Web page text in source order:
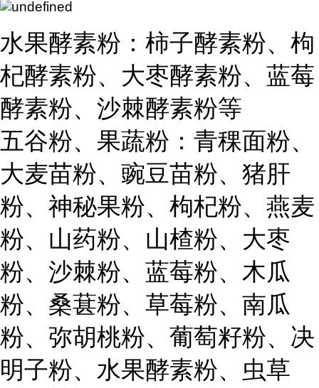
水果酵素粉：柿子酵素粉、枸
杞酵素粉、大枣酵素粉、蓝莓
酵素粉、沙棘酵素粉等
五谷粉、果蔬粉：青稞面粉、
大麦苗粉、豌豆苗粉、猪肝
粉、神秘果粉、枸杞粉、燕麦
粉、山药粉、山楂粉、大枣
粉、沙棘粉、蓝莓粉、木瓜
粉、桑葚粉、草莓粉、南瓜
粉、弥胡桃粉、葡萄籽粉、决
明子粉、水果酵素粉、虫草